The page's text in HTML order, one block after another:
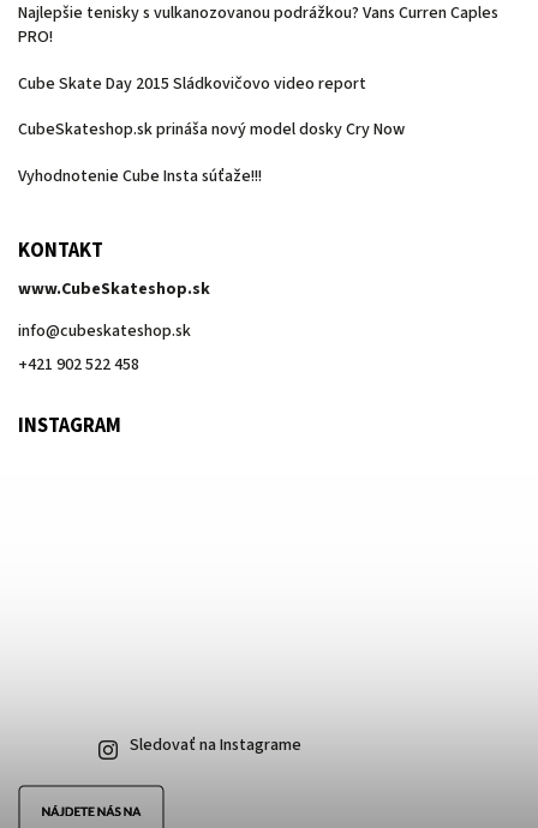
Najlepšie tenisky s vulkanozovanou podrážkou? Vans Curren Caples
PRO!
Cube Skate Day 2015 Sládkovičovo video report
CubeSkateshop.sk prináša nový model dosky Cry Now
Vyhodnotenie Cube Insta súťaže!!!
KONTAKT
www.CubeSkateshop.sk
info@cubeskateshop.sk
+421 902 522 458
INSTAGRAM
Sledovať na Instagrame